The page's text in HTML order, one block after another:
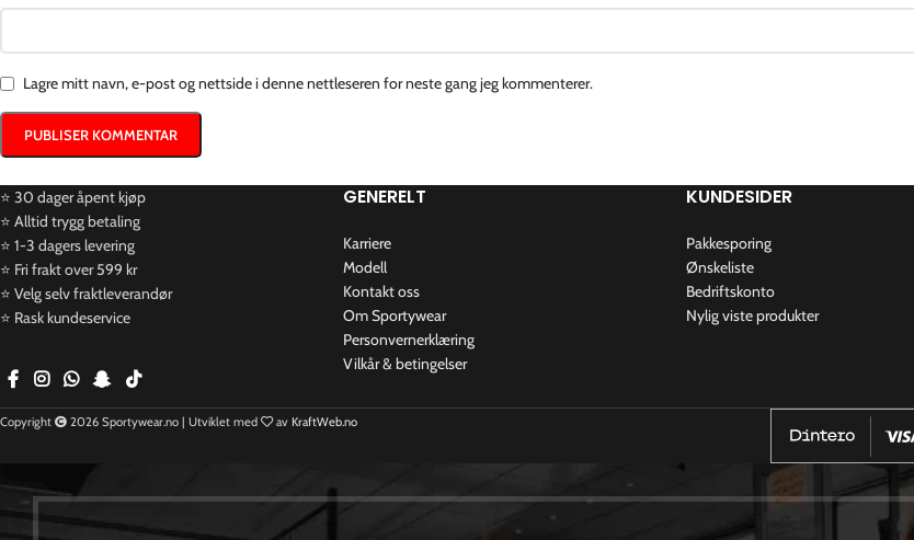
Lagre mitt navn, e-post og nettside i denne nettleseren for neste gang jeg kommenterer.
⭐ 30 dager åpent kjøp
⭐ Alltid trygg betaling
⭐ 1-3 dagers levering
⭐ Fri frakt over 599 kr
⭐ Velg selv fraktleverandør
⭐ Rask kundeservice
GENERELT
Karriere
Modell
Kontakt oss
Om Sportywear
Personvernerklæring​
Vilkår & betingelser
KUNDESIDER
Pakkesporing
Ønskeliste
Bedriftskonto
Nylig viste produkter
Copyright 2026 Sportywear.no | Utviklet med av KraftWeb.no